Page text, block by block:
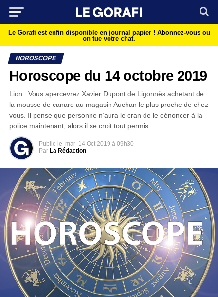
Le Gorafi est enfin disponible en journal papier ! Abonnez-vous ou
on tue votre chat.
HOROSCOPE
Horoscope du 14 octobre 2019
Lion : Vous apercevrez Xavier Dupont de Ligonnès achetant de
la mousse de canard au magasin Auchan le plus proche de chez
vous. Il pense que personne n’aura le cran de le dénoncer à la
police maintenant, alors il se croit tout permis.
Publié le mar 14 Oct 2019 à 09h30
Par La Rédaction